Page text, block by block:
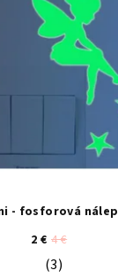
- fosforová
2 € 4 €
Priemerné
(3)